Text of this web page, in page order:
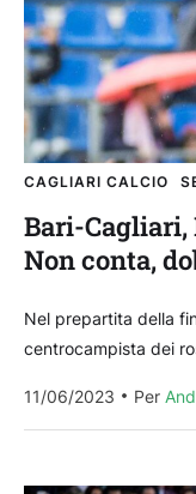
CAGLIARI CALCIO
Bari-Cagliari,
Non conta,
Nel prepartita della
centrocampista dei
11/06/2023
Per